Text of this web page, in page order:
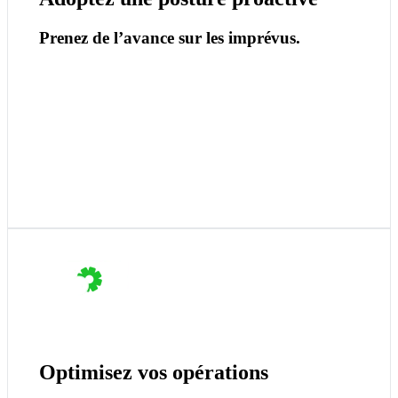
Prenez de l’avance sur les imprévus.
Optimisez vos opérations
Neo centralise, automatise et structure vos